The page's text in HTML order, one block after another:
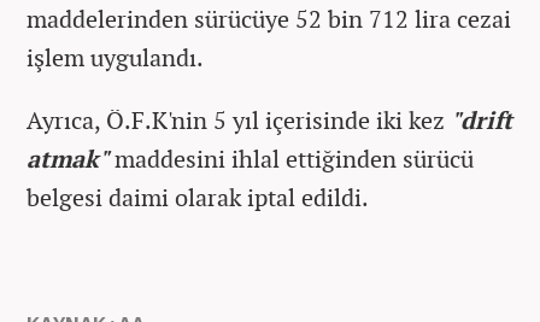
maddelerinden sürücüye 52 bin 712 lira cezai
işlem uygulandı.
Ayrıca, Ö.F.K'nin 5 yıl içerisinde iki kez "drift
atmak"maddesini ihlal ettiğinden sürücü
belgesi daimi olarak iptal edildi.